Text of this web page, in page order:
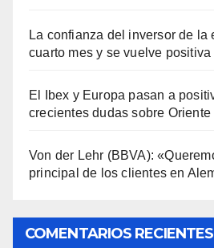
La confianza del inversor de la
cuarto mes y se vuelve
El Ibex y Europa pasan a
crecientes dudas sobre Oriente
Von der Lehr (BBVA):
principal de los clientes en
COMENTARIOS RECIENTES